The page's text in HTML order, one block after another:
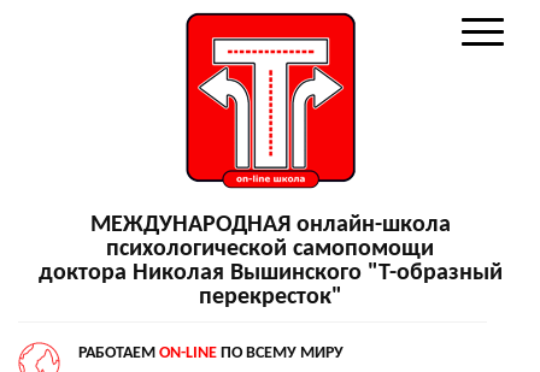
МЕЖДУНАРОДНАЯ онлайн-школа
психологической самопомощи
доктора Николая Вышинского "Т-образный
перекресток"
РАБОТАЕМ ON-LINE ПО ВСЕМУ МИРУ